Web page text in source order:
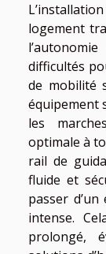
logement
difficultés
de mobilité
équipement
les
optimale à
rail de
fluide et
passer
intense.
prolongé,